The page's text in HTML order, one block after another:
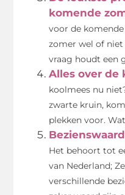
komende
voor de
zomer wel of
vraag houdt een
Alles over de
koolmees nu
zwarte kruin,
plekken voor.
Het behoort tot
van Nederland;
verschillende